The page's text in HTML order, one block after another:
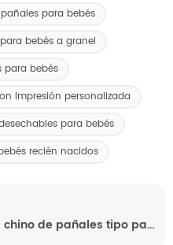
pañales para bebés
bebés a granel
para bebés
impresión personalizada
para bebés
recién nacidos
Fabricante mayorista chino de pañales tipo pantalón para bebés: pañales desechables transpirables, ligeros, absorbentes y de secado rápido con servicio OEM personalizado y muestras gratuitas.